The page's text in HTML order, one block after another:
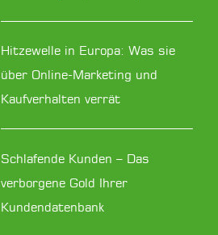
Wetterphänomen, sondern auch
ein...
Hitzewelle in Europa: Was sie
über Online-Marketing und
Kaufverhalten verrät
Schlafende Kunden – Das
verborgene Gold Ihrer
Kundendatenbank